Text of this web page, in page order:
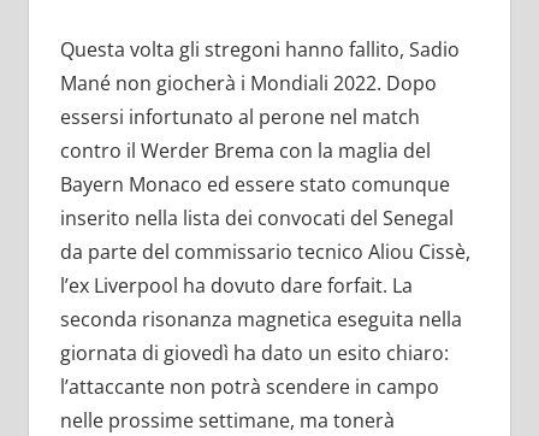
Questa volta gli stregoni hanno fallito, Sadio
Mané non giocherà i Mondiali 2022. Dopo
essersi infortunato al perone nel match
contro il Werder Brema con la maglia del
Bayern Monaco ed essere stato comunque
inserito nella lista dei convocati del Senegal
da parte del commissario tecnico Aliou Cissè,
l’ex Liverpool ha dovuto dare forfait. La
seconda risonanza magnetica eseguita nella
giornata di giovedì ha dato un esito chiaro:
l’attaccante non potrà scendere in campo
nelle prossime settimane, ma tonerà